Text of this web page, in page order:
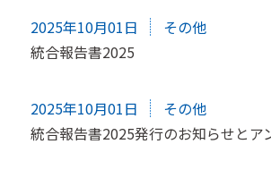
2025年10月01日
その他
統合報告書2025
2025年10月01日
その他
統合報告書2025発行のお知らせとア